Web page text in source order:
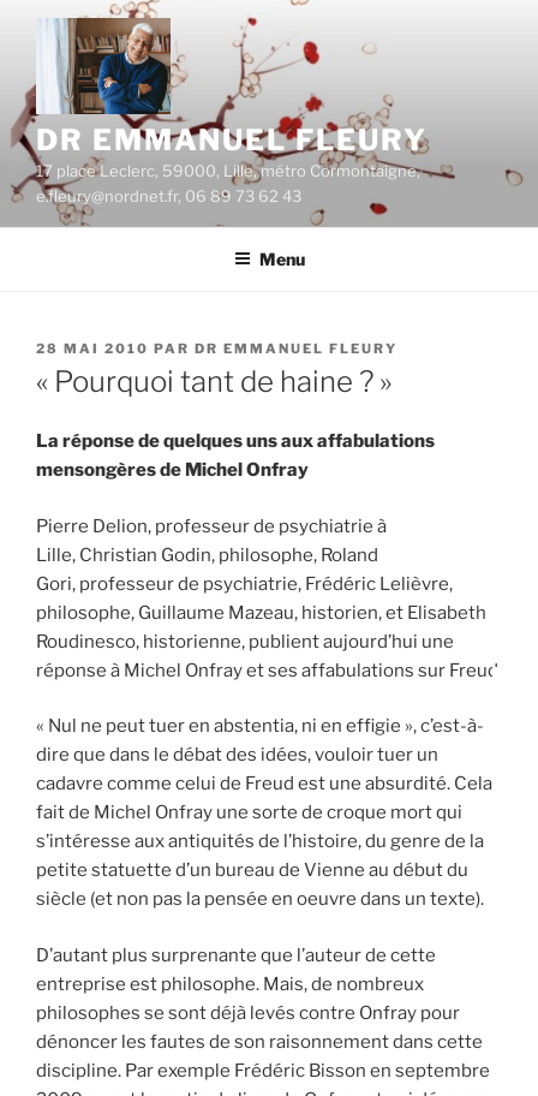
Aller
contenu
principal
DR EMMANUEL FLEURY
17 place Leclerc, 59000, Lille, métro Cormontaigne,
e.fleury@nordnet.fr, 06 89 73 62 43
Menu
PUBLIÉ
28 MAI 2010 PAR DR EMMANUEL FLEURY
« Pourquoi tant de haine ? »
La réponse de quelques uns aux affabulations
mensongères de Michel Onfray
Pierre Delion, professeur de psychiatrie à
Lille, Christian Godin, philosophe, Roland
Gori, professeur de psychiatrie, Frédéric Lelièvre,
philosophe, Guillaume Mazeau, historien, et Elisabeth
Roudinesco, historienne, publient aujourd’hui une
réponse à Michel Onfray et ses affabulations sur Freud.
« Nul ne peut tuer en abstentia, ni en effigie », c’est-à-
dire que dans le débat des idées, vouloir tuer un
cadavre comme celui de Freud est une absurdité. Cela
fait de Michel Onfray une sorte de croque mort qui
s’intéresse aux antiquités de l’histoire, du genre de la
petite statuette d’un bureau de Vienne au début du
siècle (et non pas la pensée en oeuvre dans un texte).
D’autant plus surprenante que l’auteur de cette
entreprise est philosophe. Mais, de nombreux
philosophes se sont déjà levés contre Onfray pour
dénoncer les fautes de son raisonnement dans cette
discipline. Par exemple Frédéric Bisson en septembre